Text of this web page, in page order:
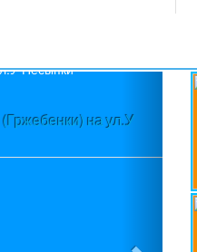
на ул.У